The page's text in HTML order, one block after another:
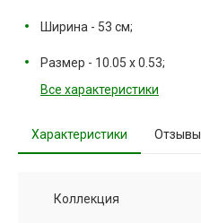
Ширина - 53 см;
Размер - 10.05 х 0.53;
Все характеристики
Характеристики Отзывы
Коллекция